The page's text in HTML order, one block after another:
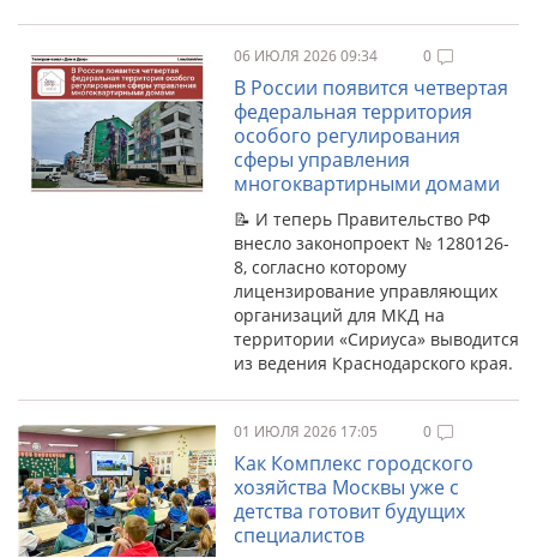
06 ИЮЛЯ 2026 09:34 0
В России появится четвертая
федеральная территория
особого регулирования
сферы управления
многоквартирными домами
📝 И теперь Правительство РФ
внесло законопроект № 1280126-
8, согласно которому
лицензирование управляющих
организаций для МКД на
территории «Сириуса» выводится
из ведения Краснодарского края.
01 ИЮЛЯ 2026 17:05 0
Как Комплекс городского
хозяйства Москвы уже с
детства готовит будущих
специалистов